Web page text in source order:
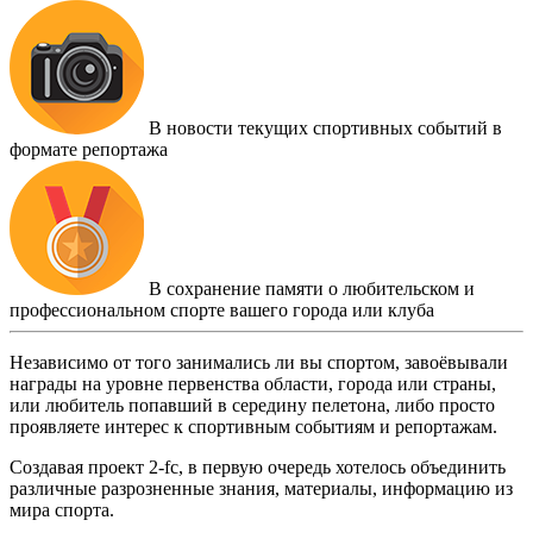
В новости текущих спортивных событий в
формате репортажа
В сохранение памяти о любительском и
профессиональном спорте вашего города или клуба
Независимо от того занимались ли вы спортом, завоёвывали
награды на уровне первенства области, города или страны,
или любитель попавший в середину пелетона, либо просто
проявляете интерес к спортивным событиям и репортажам.
Создавая проект 2-fc, в первую очередь хотелось объединить
различные разрозненные знания, материалы, информацию из
мира спорта.